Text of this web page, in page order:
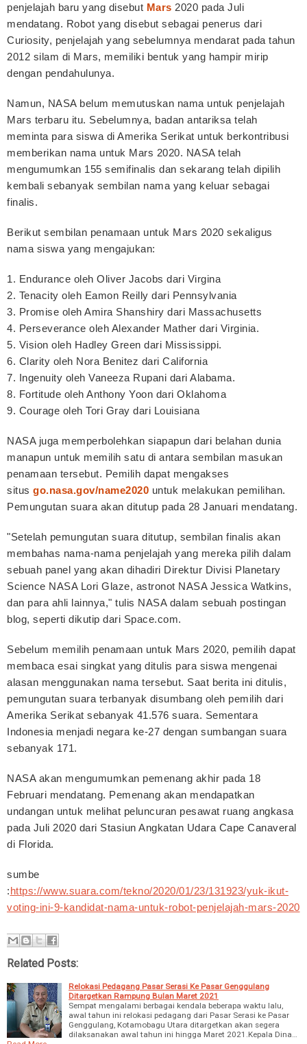
penjelajah baru yang disebut Mars 2020 pada Juli
mendatang. Robot yang disebut sebagai penerus dari
Curiosity, penjelajah yang sebelumnya mendarat pada tahun
2012 silam di Mars, memiliki bentuk yang hampir mirip
dengan pendahulunya.
Namun, NASA belum memutuskan nama untuk penjelajah
Mars terbaru itu. Sebelumnya, badan antariksa telah
meminta para siswa di Amerika Serikat untuk berkontribusi
memberikan nama untuk Mars 2020. NASA telah
mengumumkan 155 semifinalis dan sekarang telah dipilih
kembali sebanyak sembilan nama yang keluar sebagai
finalis.
Berikut sembilan penamaan untuk Mars 2020 sekaligus
nama siswa yang mengajukan:
1. Endurance oleh Oliver Jacobs dari Virgina
2. Tenacity oleh Eamon Reilly dari Pennsylvania
3. Promise oleh Amira Shanshiry dari Massachusetts
4. Perseverance oleh Alexander Mather dari Virginia.
5. Vision oleh Hadley Green dari Mississippi.
6. Clarity oleh Nora Benitez dari California
7. Ingenuity oleh Vaneeza Rupani dari Alabama.
8. Fortitude oleh Anthony Yoon dari Oklahoma
9. Courage oleh Tori Gray dari Louisiana
NASA juga memperbolehkan siapapun dari belahan dunia
manapun untuk memilih satu di antara sembilan masukan
penamaan tersebut. Pemilih dapat mengakses
situs go.nasa.gov/name2020 untuk melakukan pemilihan.
Pemungutan suara akan ditutup pada 28 Januari mendatang.
"Setelah pemungutan suara ditutup, sembilan finalis akan
membahas nama-nama penjelajah yang mereka pilih dalam
sebuah panel yang akan dihadiri Direktur Divisi Planetary
Science NASA Lori Glaze, astronot NASA Jessica Watkins,
dan para ahli lainnya," tulis NASA dalam sebuah postingan
blog, seperti dikutip dari Space.com.
Sebelum memilih penamaan untuk Mars 2020, pemilih dapat
membaca esai singkat yang ditulis para siswa mengenai
alasan menggunakan nama tersebut. Saat berita ini ditulis,
pemungutan suara terbanyak disumbang oleh pemilih dari
Amerika Serikat sebanyak 41.576 suara. Sementara
Indonesia menjadi negara ke-27 dengan sumbangan suara
sebanyak 171.
NASA akan mengumumkan pemenang akhir pada 18
Februari mendatang. Pemenang akan mendapatkan
undangan untuk melihat peluncuran pesawat ruang angkasa
pada Juli 2020 dari Stasiun Angkatan Udara Cape Canaveral
di Florida.
sumbe
:https://www.suara.com/tekno/2020/01/23/131923/yuk-ikut-
voting-ini-9-kandidat-nama-untuk-robot-penjelajah-mars-2020
Related Posts:
Relokasi Pedagang Pasar Serasi Ke Pasar Genggulang
Ditargetkan Rampung Bulan Maret 2021
Sempat mengalami berbagai kendala beberapa waktu lalu,
awal tahun ini relokasi pedagang dari Pasar Serasi ke Pasar
Genggulang, Kotamobagu Utara ditargetkan akan segera
dilaksanakan awal tahun ini hingga Maret 2021.Kepala Dina…